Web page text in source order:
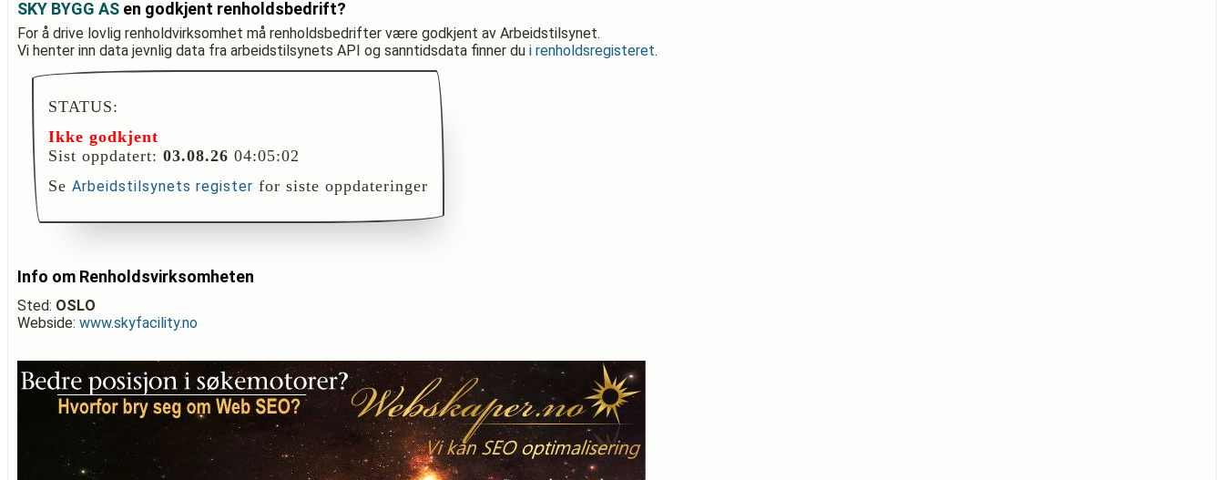
SKY BYGG AS en godkjent renholdsbedrift?
For å drive lovlig renholdvirksomhet må renholdsbedrifter være godkjent av Arbeidstilsynet.
Vi henter inn data jevnlig data fra arbeidstilsynets API og sanntidsdata finner du i renholdsregisteret.
STATUS:
Ikke godkjent
Sist oppdatert: 03.08.26 04:05:02
Se Arbeidstilsynets register for siste oppdateringer
Info om Renholdsvirksomheten
Sted: OSLO
Webside: www.skyfacility.no